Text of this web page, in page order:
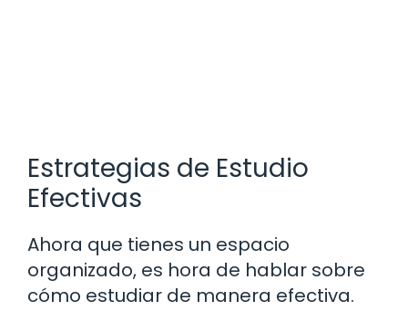
Estrategias de Estudio
Efectivas
Ahora que tienes un espacio
organizado, es hora de hablar sobre
cómo estudiar de manera efectiva.